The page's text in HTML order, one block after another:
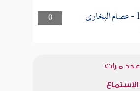
0
عدد مرات
الاستماع